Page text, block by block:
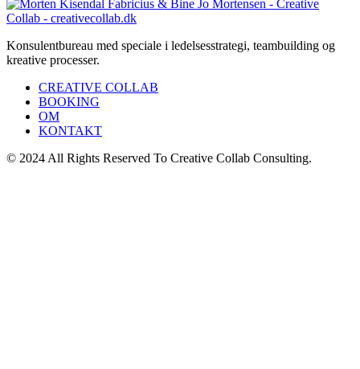
Konsulentbureau med speciale i ledelsesstrategi, teambuilding og
kreative processer.
CREATIVE COLLAB
BOOKING
OM
KONTAKT
© 2024 All Rights Reserved To Creative Collab Consulting.